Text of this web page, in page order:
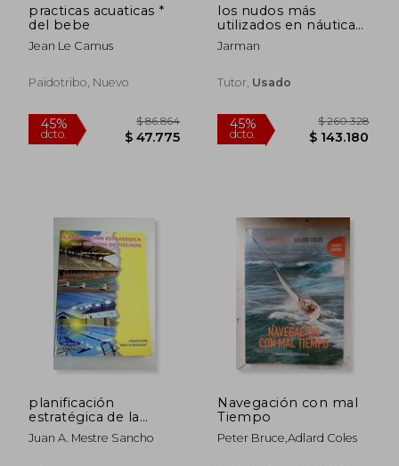
practicas acuaticas *
del bebe
Jean Le Camus
Paidotribo, Nuevo
45%
dcto. $ 47.775
los nudos más
utilizados en náutica
(r) (5a.edic.1998)
Jarman
Tutor, Usado
45%
dcto. $
planificación
estratégica de la
gestión de piscinas
Juan A. Mestre Sancho
Navegación con mal
Tiempo
Peter Bruce,Adlard Coles